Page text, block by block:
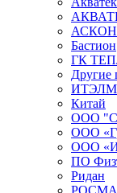
АСКОН
Бастион
ГК
Другие
Китай
ООО
ООО
ООО
ПО
Ридан
РОСМА